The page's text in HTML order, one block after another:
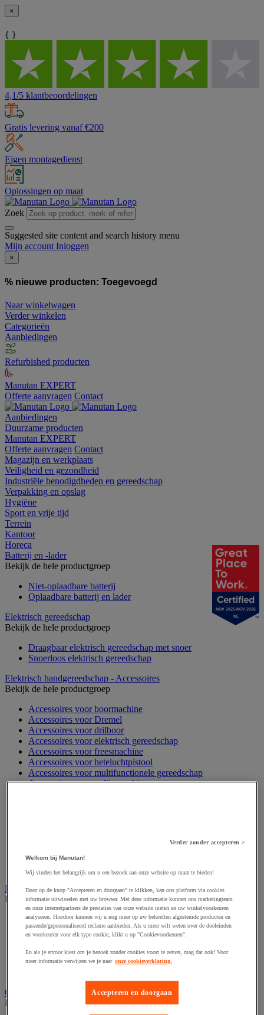
×
{ }
4,1/5 klantbeoordelingen
Gratis levering vanaf €200
Eigen montagedienst
Oplossingen op maat
Zoek
Suggested site content and search history menu
Mijn account Inloggen
×
% nieuwe producten: Toegevoegd
Naar winkelwagen
Verder winkelen
Categorieën
Aanbiedingen
Refurbished producten
Manutan EXPERT
Offerte aanvragen Contact
Aanbiedingen
Duurzame producten
Manutan EXPERT
Offerte aanvragen Contact
Magazijn en werkplaats
Veiligheid en gezondheid
Industriële benodigdheden en gereedschap
Verpakking en opslag
Hygiëne
Sport en vrije tijd
Terrein
Kantoor
Horeca
Batterij en -lader
Bekijk de hele productgroep
Niet-oplaadbare batterij
Oplaadbare batterij en lader
Elektrisch gereedschap
Bekijk de hele productgroep
Draagbaar elektrisch gereedschap met snoer
Snoerloos elektrisch gereedschap
Elektrisch handgereedschap - Accessoires
Bekijk de hele productgroep
Accessoires voor boormachine
Accessoires voor Dremel
Accessoires voor drilboor
Accessoires voor elektrisch gereedschap
Accessoires voor freesmachine
Accessoires voor heteluchtpistool
Accessoires voor multifunctionele gereedschap
Accessoires voor polijstmachine
Accessoires voor spijkermachine
Accessoires voor zaag
Elektrische toebehoren en verlichting
Bekijk de hele productgroep
Accessoires voor elektrisch schakelpaneel
Batterij, oplader en kabel
Elektrische kabel
Elektrische uitrusting
Verlengsnoer, stekkerdoos en kapelhaspel
Gereedschap opbergen
Bekijk de hele productgroep
NOV 2025-NOV 2026
NL
Verder zonder accepteren >
Welkom bij Manutan!
Wij vinden het belangrijk om u een bezoek aan onze website op maat te bieden!
Door op de knop "Accepteren en doorgaan" te klikken, kan ons platform via cookies
informatie uitwisselen met uw browser. Met deze informatie kunnen ons marketingteam
en onze internetpartners de prestaties van onze website meten en uw winkelvoorkeuren
analyseren. Hierdoor kunnen wij u nog meer op uw behoeften afgestemde producten en
passende/gepersonaliseerd reclame aanbieden. Als u meer wilt weten over de doeleinden
en voorkeuren voor elk type cookie, klikt u op "Cookievoorkeuren".
En als je ervoor kiest om je bezoek zonder cookies voort te zetten, mag dat ook! Voor
meer informatie verwijzen we je naar onze cookieverklaring.
Accepteren en doorgaan